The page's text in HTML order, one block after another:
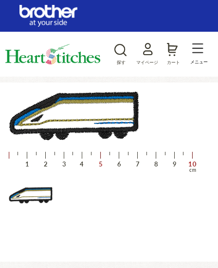
探す マイページ カート メニュー
ログイン/新規会員登録
ジャンルから探す